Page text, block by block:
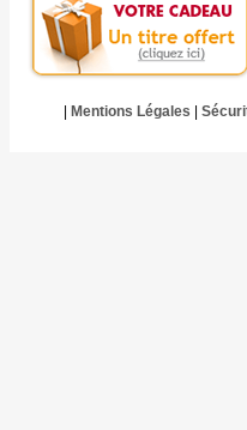
Mentions Légales